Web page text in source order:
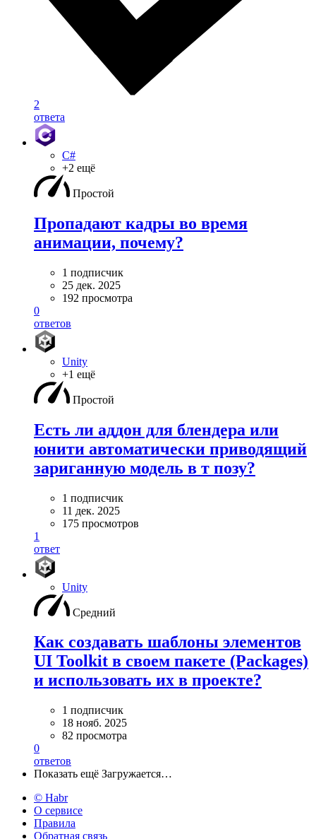
2
ответа
C#
+2 ещё
Простой
Пропадают кадры во время
анимации, почему?
1 подписчик
25 дек. 2025
192 просмотра
0
ответов
Unity
+1 ещё
Простой
Есть ли аддон для блендера или
юнити автоматически приводящий
зариганную модель в т позу?
1 подписчик
11 дек. 2025
175 просмотров
1
ответ
Unity
Средний
Как создавать шаблоны элементов
UI Toolkit в своем пакете (Packages)
и использовать их в проекте?
1 подписчик
18 нояб. 2025
82 просмотра
0
ответов
Показать ещё Загружается…
© Habr
О сервисе
Правила
Обратная связь